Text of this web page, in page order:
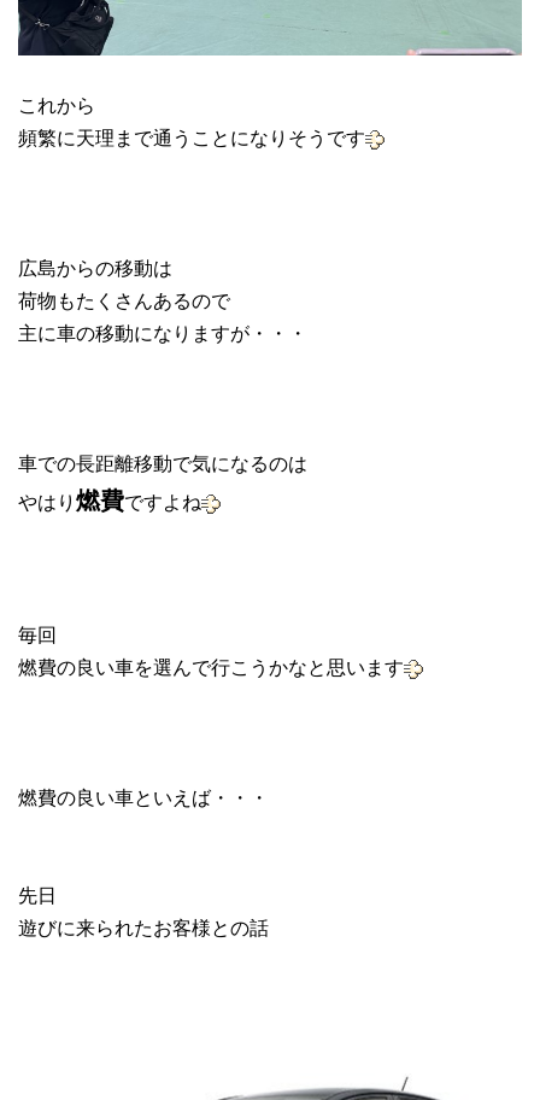
これから
頻繁に天理まで通うことになりそうです
広島からの移動は
荷物もたくさんあるので
主に車の移動になりますが・・・
車での長距離移動で気になるのは
やはり燃費ですよね
毎回
燃費の良い車を選んで行こうかなと思います
燃費の良い車といえば・・・
先日
遊びに来られたお客様との話